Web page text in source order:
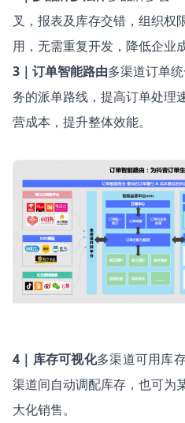
叉，报表及库存交错，组织权
用，无需重复开发，降低企业成
3｜订单智能路由多渠道订单
务的派单路线，提高订单处理
营成本，提升整体效能。
4｜库存可视化多渠道可用库
渠道间自动调配库存，也可为
大化销售。